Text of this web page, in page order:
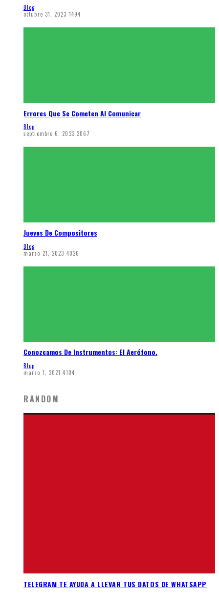
Blog
octubre 31, 2023 1494
Errores Que Se Cometen Al Comunicar
Blog
septiembre 6, 2023 2067
Jueves De Compositores
Blog
marzo 21, 2023 4026
Conozcamos De Instrumentos: El Aerófono.
Blog
marzo 1, 2021 4104
RANDOM
TELEGRAM TE AYUDA A LLEVAR TUS DATOS DE WHATSAPP